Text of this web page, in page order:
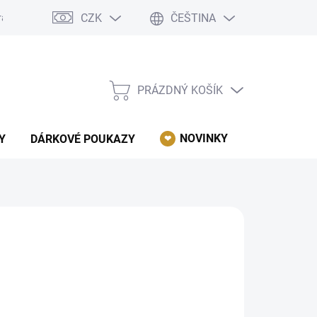
reklamace, odstoupení od kupní smlouvy. Podmínky ochrany
CZK ČEŠTINA
NÁKUPNÍ
PRÁZDNÝ KOŠÍK
DÁRKOVÉ POUKAZY NOVINKY